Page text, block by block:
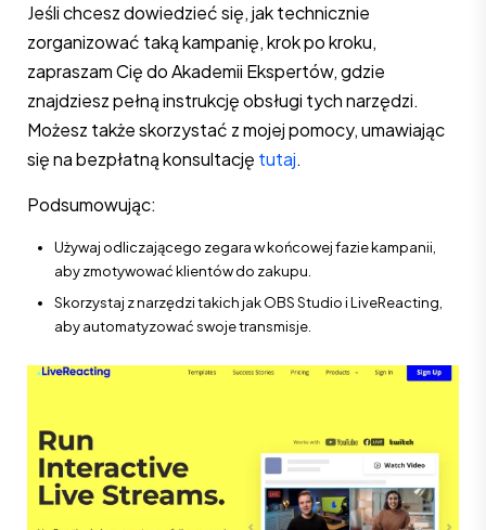
Jeśli chcesz dowiedzieć się, jak technicznie
zorganizować taką kampanię, krok po kroku,
zapraszam Cię do Akademii Ekspertów, gdzie
znajdziesz pełną instrukcję obsługi tych narzędzi.
Możesz także skorzystać z mojej pomocy, umawiając
się na bezpłatną konsultację tutaj.
Podsumowując:
Używaj odliczającego zegara w końcowej fazie kampanii,
aby zmotywować klientów do zakupu.
Skorzystaj z narzędzi takich jak OBS Studio i LiveReacting,
aby automatyzować swoje transmisje.